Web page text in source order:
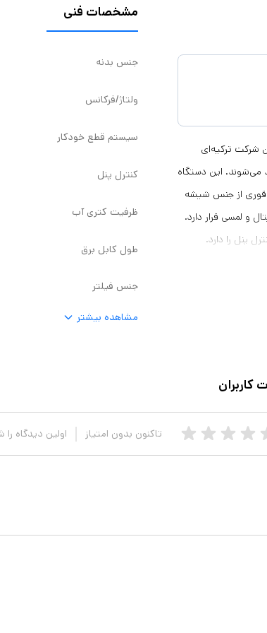
این شرکت ترکیه‌ای
می‌شوند. این دستگاه
قوری از جنس شیشه
و لمسی قرار دارد.
پنل را دارد.
جدا سازی رسوب
قرار می‌گیرد. در
جوش در مواقعی که
زیاد است، بسیار
مشخصات فنی
جنس بدنه
ولتاژ/فرکانس
سیستم قطع خودکار
کنترل پنل
ظرفیت کتری آب
طول کابل برق
جنس فیلتر
مشاهده بیشتر
کاربران
تاکنون بدون امتیاز اولین دیدگاه